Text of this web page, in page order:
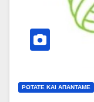
ΡΩΤΑΤΕ ΚΑΙ ΑΠΑΝΤΑΜΕ